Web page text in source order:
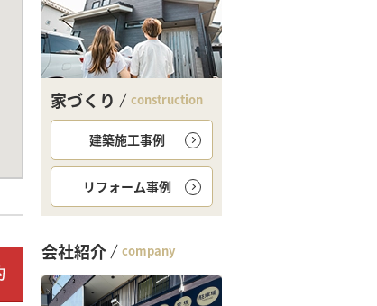
家づくり construction
建築施工事例
リフォーム事例
会社紹介 company